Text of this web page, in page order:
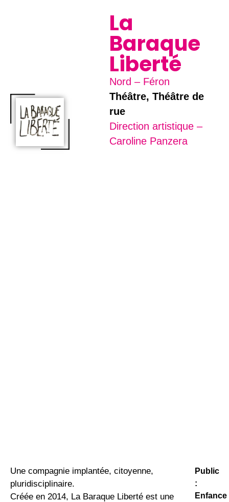
La
Baraque
Liberté
Nord – Féron
Théâtre, Théâtre de
rue
Direction artistique –
Caroline Panzera
Une compagnie implantée, citoyenne,
pluridisciplinaire.
Créée en 2014, La Baraque Liberté est une
Public
:
Enfance